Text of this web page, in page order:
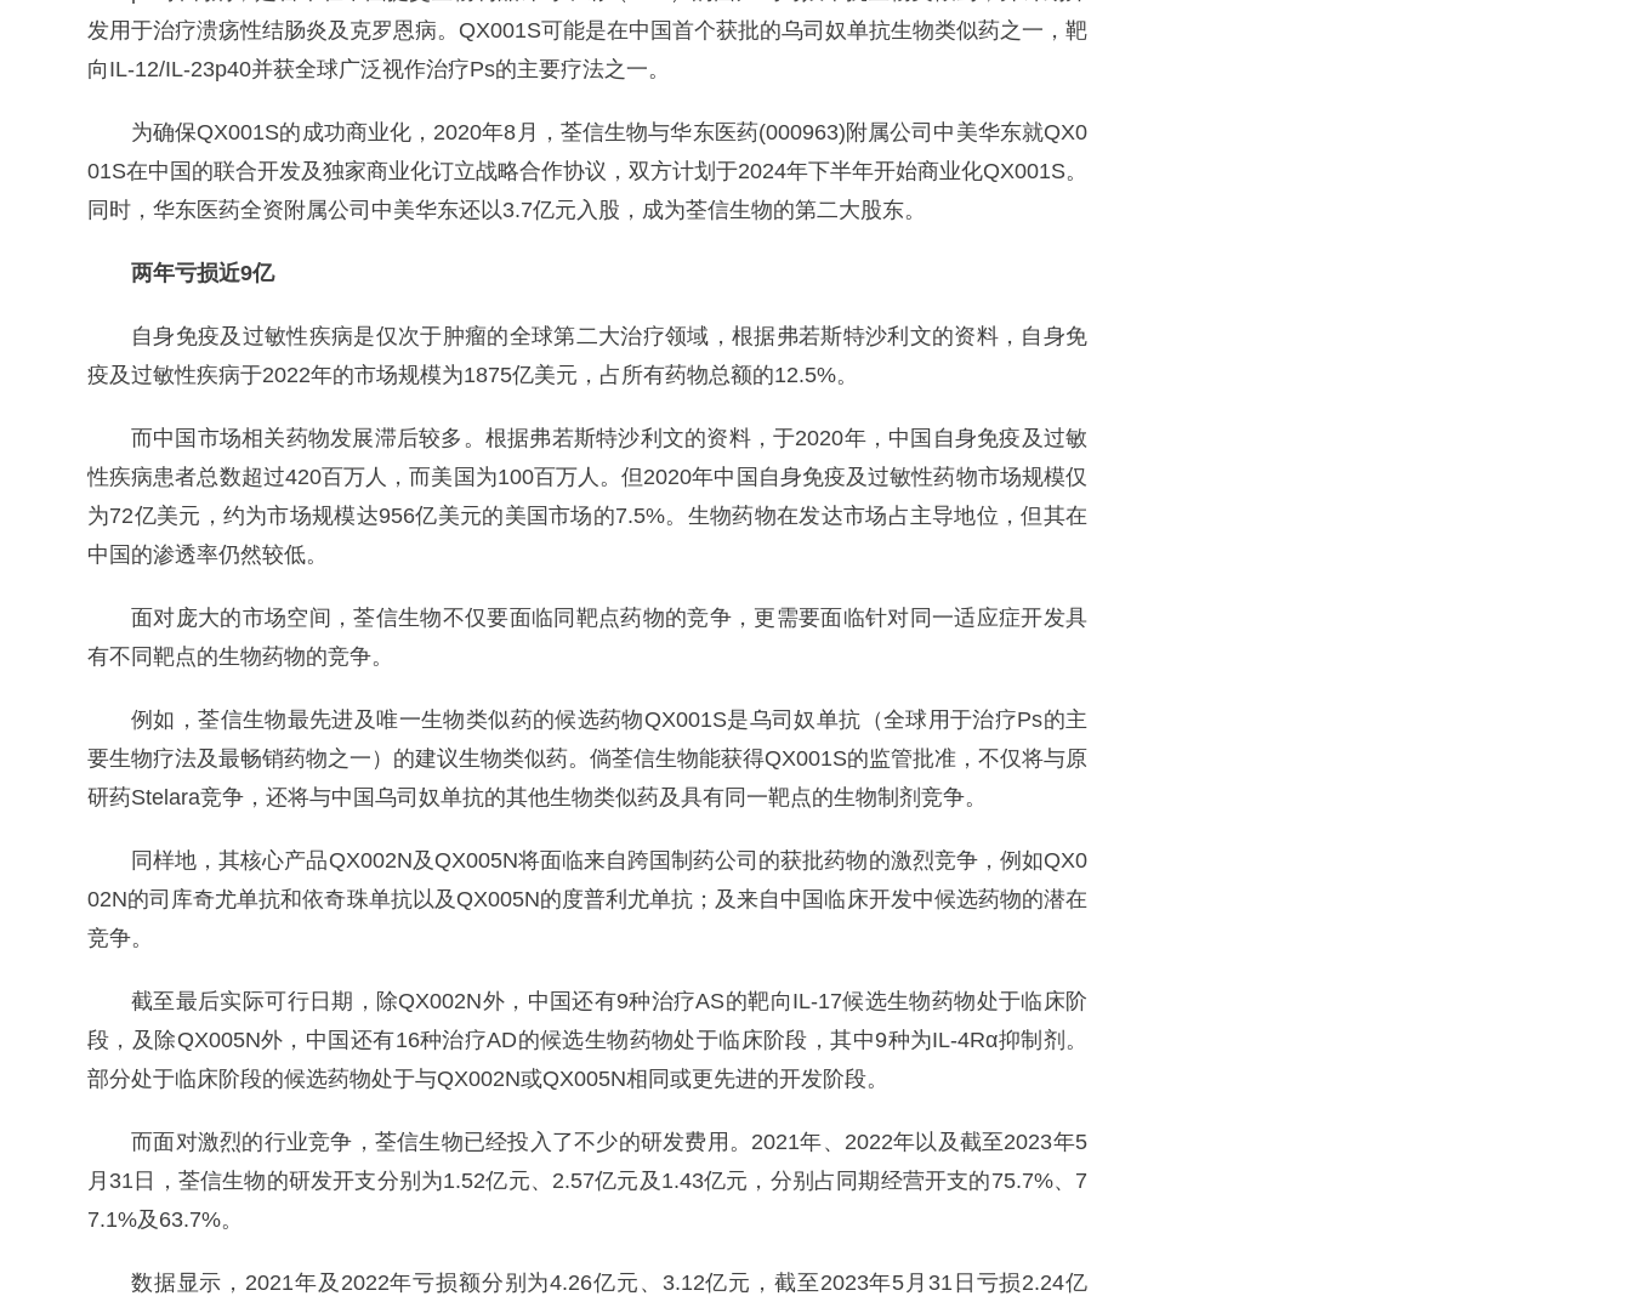
发用于治疗溃疡性结肠炎及克罗恩病。QX001S可能是在中国首个获批的乌司奴单抗生物类似药之一，靶
向IL-12/IL-23p40并获全球广泛视作治疗Ps的主要疗法之一。
为确保QX001S的成功商业化，2020年8月，荃信生物与华东医药(000963)附属公司中美华东就QX0
01S在中国的联合开发及独家商业化订立战略合作协议，双方计划于2024年下半年开始商业化QX001S。
同时，华东医药全资附属公司中美华东还以3.7亿元入股，成为荃信生物的第二大股东。
两年亏损近9亿
自身免疫及过敏性疾病是仅次于肿瘤的全球第二大治疗领域，根据弗若斯特沙利文的资料，自身免
疫及过敏性疾病于2022年的市场规模为1875亿美元，占所有药物总额的12.5%。
而中国市场相关药物发展滞后较多。根据弗若斯特沙利文的资料，于2020年，中国自身免疫及过敏
性疾病患者总数超过420百万人，而美国为100百万人。但2020年中国自身免疫及过敏性药物市场规模仅
为72亿美元，约为市场规模达956亿美元的美国市场的7.5%。生物药物在发达市场占主导地位，但其在
中国的渗透率仍然较低。
面对庞大的市场空间，荃信生物不仅要面临同靶点药物的竞争，更需要面临针对同一适应症开发具
有不同靶点的生物药物的竞争。
例如，荃信生物最先进及唯一生物类似药的候选药物QX001S是乌司奴单抗（全球用于治疗Ps的主
要生物疗法及最畅销药物之一）的建议生物类似药。倘荃信生物能获得QX001S的监管批准，不仅将与原
研药Stelara竞争，还将与中国乌司奴单抗的其他生物类似药及具有同一靶点的生物制剂竞争。
同样地，其核心产品QX002N及QX005N将面临来自跨国制药公司的获批药物的激烈竞争，例如QX0
02N的司库奇尤单抗和依奇珠单抗以及QX005N的度普利尤单抗；及来自中国临床开发中候选药物的潜在
竞争。
截至最后实际可行日期，除QX002N外，中国还有9种治疗AS的靶向IL-17候选生物药物处于临床阶
段，及除QX005N外，中国还有16种治疗AD的候选生物药物处于临床阶段，其中9种为IL-4Rα抑制剂。
部分处于临床阶段的候选药物处于与QX002N或QX005N相同或更先进的开发阶段。
而面对激烈的行业竞争，荃信生物已经投入了不少的研发费用。2021年、2022年以及截至2023年5
月31日，荃信生物的研发开支分别为1.52亿元、2.57亿元及1.43亿元，分别占同期经营开支的75.7%、7
7.1%及63.7%。
数据显示，2021年及2022年亏损额分别为4.26亿元、3.12亿元，截至2023年5月31日亏损2.24亿